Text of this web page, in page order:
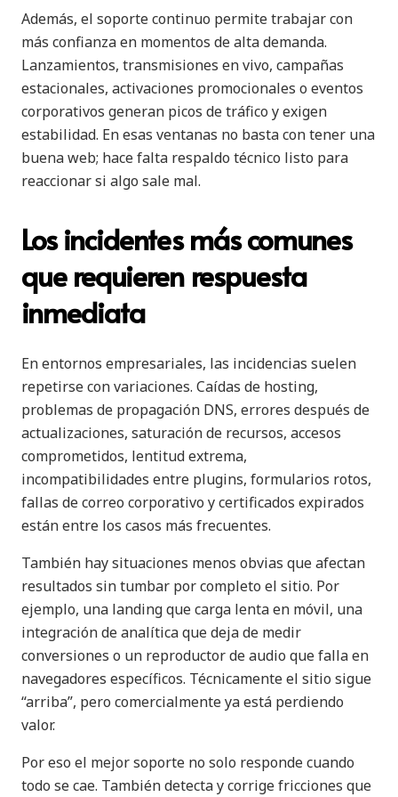
Además, el soporte continuo permite trabajar con
más confianza en momentos de alta demanda.
Lanzamientos, transmisiones en vivo, campañas
estacionales, activaciones promocionales o eventos
corporativos generan picos de tráfico y exigen
estabilidad. En esas ventanas no basta con tener una
buena web; hace falta respaldo técnico listo para
reaccionar si algo sale mal.
Los incidentes más comunes
que requieren respuesta
inmediata
En entornos empresariales, las incidencias suelen
repetirse con variaciones. Caídas de hosting,
problemas de propagación DNS, errores después de
actualizaciones, saturación de recursos, accesos
comprometidos, lentitud extrema,
incompatibilidades entre plugins, formularios rotos,
fallas de correo corporativo y certificados expirados
están entre los casos más frecuentes.
También hay situaciones menos obvias que afectan
resultados sin tumbar por completo el sitio. Por
ejemplo, una landing que carga lenta en móvil, una
integración de analítica que deja de medir
conversiones o un reproductor de audio que falla en
navegadores específicos. Técnicamente el sitio sigue
“arriba”, pero comercialmente ya está perdiendo
valor.
Por eso el mejor soporte no solo responde cuando
todo se cae. También detecta y corrige fricciones que